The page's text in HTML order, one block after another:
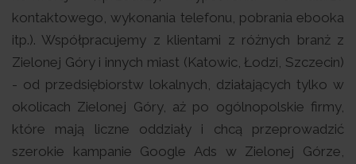
kontaktowego, wykonania telefonu, pobrania ebooka
itp.). Współpracujemy z klientami z różnych branż z
Zielonej Góry i innych miast (Katowic, Łodzi, Szczecin)
- od przedsiębiorstw lokalnych, działających tylko w
okolicach Zielonej Góry, aż po ogólnopolskie firmy,
które mają liczne oddziały i chcą przeprowadzić
szerokie kampanie Google Ads w Zielonej Górze,